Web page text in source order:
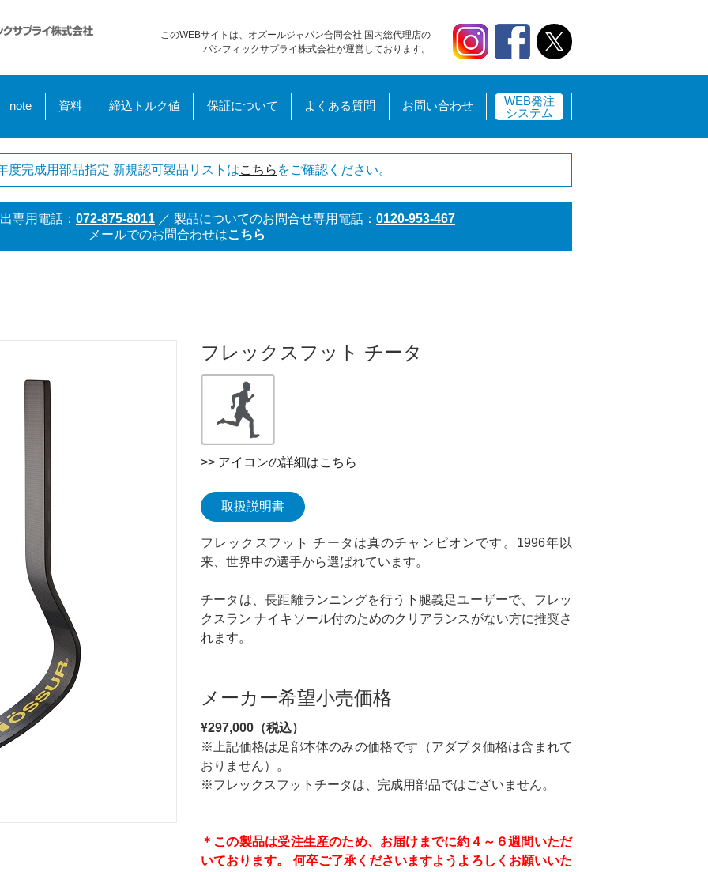
このWEBサイトは、オズールジャパン合同会社 国内総代理店の
パシフィックサプライ株式会社が運営しております。
note 資料 締込トルク値 保証について よくある質問 お問い合わせ
WEB発注
システム
度完成用部品指定 新規認可製品リストはこちら をご確認ください。
専用電話： 072-875-8011 ／ 製品についてのお問合せ専用電話： 0120-953-467
メールでのお問合わせはこちら
フレックスフット チータ
>> アイコンの詳細はこちら
取扱説明書
フレックスフット チータは真のチャンピオンです。1996年以
来、世界中の選手から選ばれています。
チータは、長距離ランニングを行う下腿義足ユーザーで、フレッ
クスラン ナイキソール付のためのクリアランスがない方に推奨さ
れます。
メーカー希望小売価格
¥297,000（税込）
※上記価格は足部本体のみの価格です（アダプタ価格は含まれて
おりません）。
※フレックスフットチータは、完成用部品ではございません。
＊この製品は受注生産のため、お届けまでに約４～６週間いただ
いております。 何卒ご了承くださいますようよろしくお願いいた